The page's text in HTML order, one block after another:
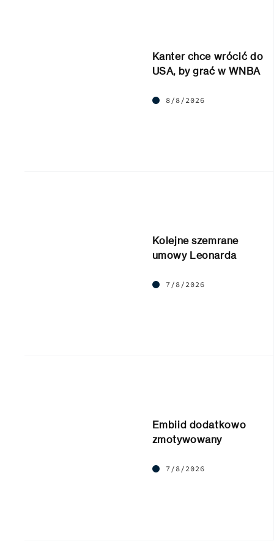
Kanter chce wrócić do
USA, by grać w WNBA
8/8/2026
Kolejne szemrane
umowy Leonarda
7/8/2026
Embiid dodatkowo
zmotywowany
7/8/2026